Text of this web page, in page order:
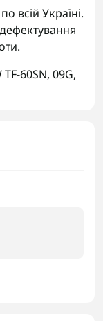
всій Україні.
TF-60SN, 09G,